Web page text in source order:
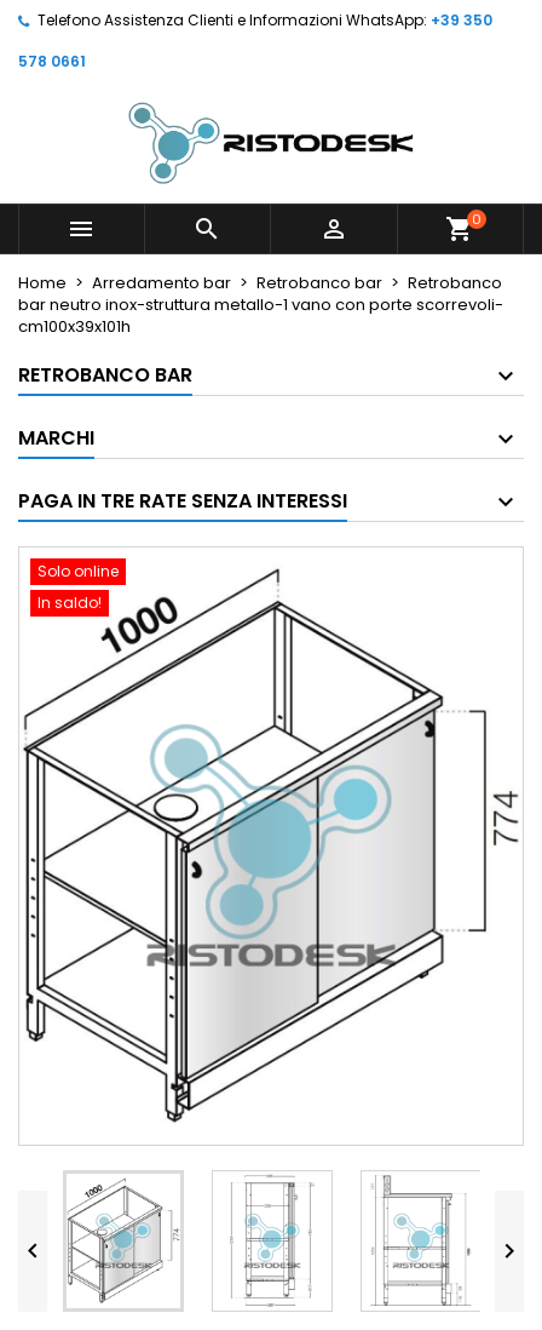
Telefono Assistenza Clienti e Informazioni WhatsApp: +39 350
578 0661
   shopping_cart0
Home Arredamento bar Retrobanco bar
Retrobanco
bar neutro inox-struttura metallo-1 vano con porte scorrevoli-
cm100x39x101h
RETROBANCO BAR
MARCHI
PAGA IN TRE RATE SENZA INTERESSI
Solo online
In saldo!
 